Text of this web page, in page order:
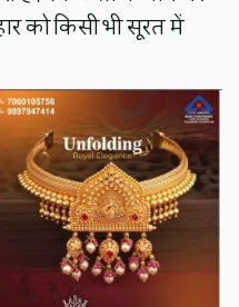
को किसी भी सूरत में